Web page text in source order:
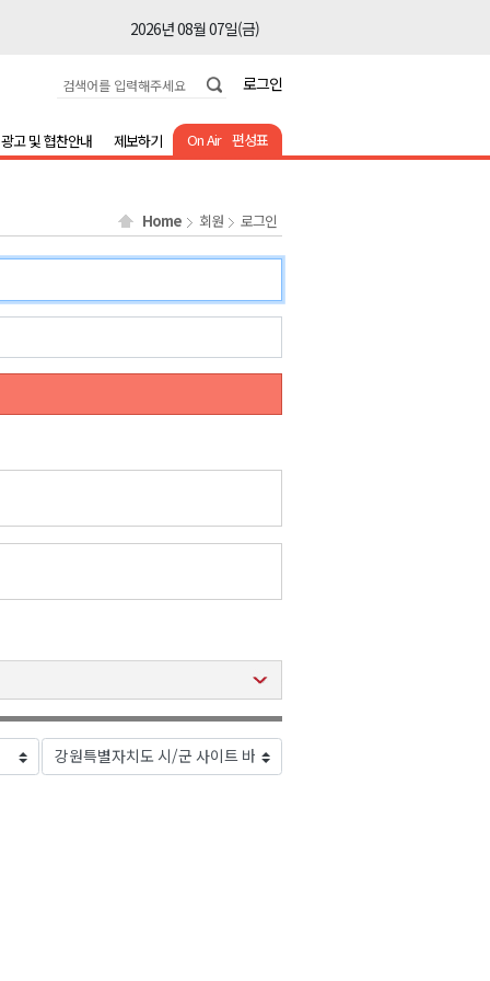
2026년 08월 07일(금)
2026년 08월 07일(금)
2026년 08월 07일(금)
2026년 08월 07일(금)
2026년 08월 07일(금)
2026년 08월 07일(금)
2026년 08월 07일(금)
2026년 08월 07일(금)
로그인
On Air 편성표
광고 및 협찬안내 제보하기
Home 회원 로그인